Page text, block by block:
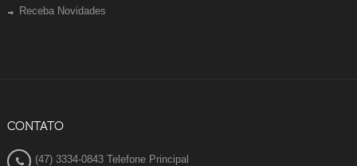
Receba Novidades
CONTATO
(47) 3334-0843 Telefone Principal